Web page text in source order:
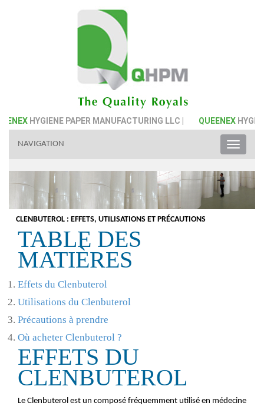
HYGIENE PAPER MANUFACTURING LLC | QUEENEX
Toggle
NAVIGATION
CLENBUTEROL : EFFETS, UTILISATIONS ET PRÉCAUTIONS
TABLE DES
MATIÈRES
Effets du Clenbuterol
Utilisations du Clenbuterol
Précautions à prendre
Où acheter Clenbuterol ?
EFFETS DU
CLENBUTEROL
Le Clenbuterol est un composé fréquemment utilisé en médecine